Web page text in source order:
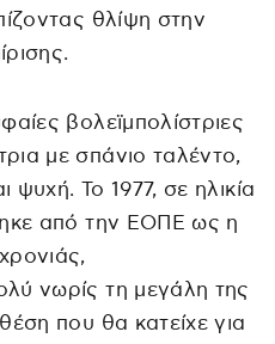
θλίψη στην
βολεϊμπολίστριες
με σπάνιο ταλέντο,
ψυχή. Το 1977, σε ηλικία
από την ΕΟΠΕ ως η
νωρίς τη μεγάλη της
που θα κατείχε για